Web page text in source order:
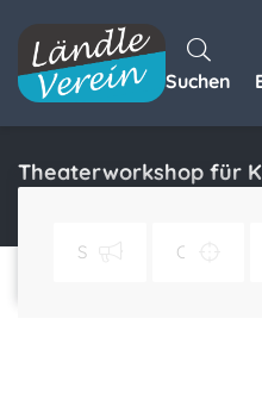
Suchen
Theaterworkshop für